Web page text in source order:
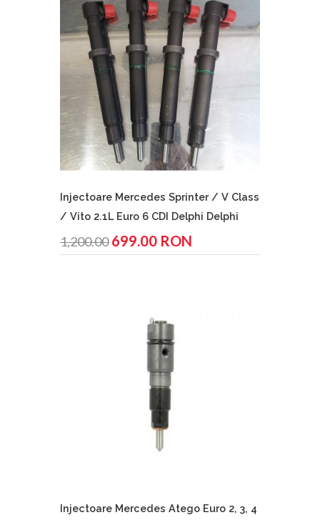
Injectoare Mercedes Sprinter / V Class
/ Vito 2.1L Euro 6 CDI Delphi Delphi
1,200.00 699.00 RON
Injectoare Mercedes Atego Euro 2, 3, 4